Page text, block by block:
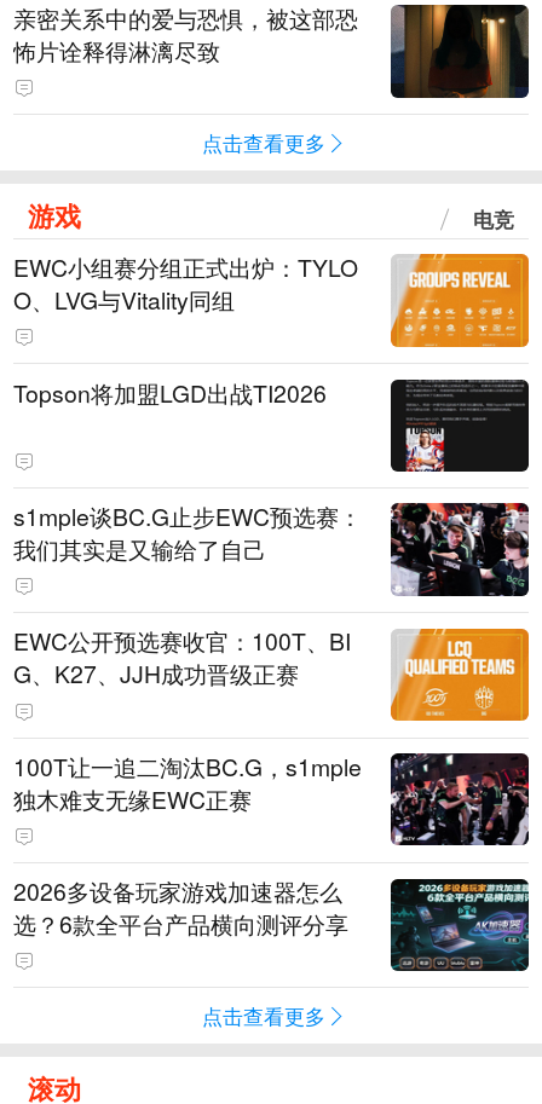
亲密关系中的爱与恐惧，被这部恐
怖片诠释得淋漓尽致
点击查看更多
游戏 电竞
EWC小组赛分组正式出炉：TYLO
O、LVG与Vitality同组
Topson将加盟LGD出战TI2026
s1mple谈BC.G止步EWC预选赛：
我们其实是又输给了自己
EWC公开预选赛收官：100T、BI
G、K27、JJH成功晋级正赛
100T让一追二淘汰BC.G，s1mple
独木难支无缘EWC正赛
2026多设备玩家游戏加速器怎么
选？6款全平台产品横向测评分享
点击查看更多
滚动